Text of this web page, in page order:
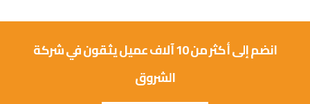
انضم إلى أكثر من 10 آلاف عميل يثقون في شركة
الشروق